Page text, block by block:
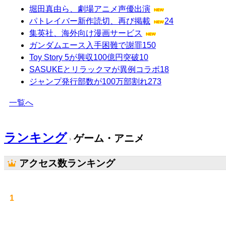
堀田真由ら、劇場アニメ声優出演
パトレイバー新作読切、再び掲載
24
集英社、海外向け漫画サービス
ガンダムエース入手困難で謝罪150
Toy Story 5が興収100億円突破10
SASUKEとリラックマが異例コラボ18
ジャンプ発行部数が100万部割れ273
一覧へ
ランキング ゲーム・アニメ
アクセス数ランキング
1